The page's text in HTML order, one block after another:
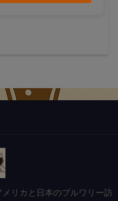
リカと日本のブルワリー訪